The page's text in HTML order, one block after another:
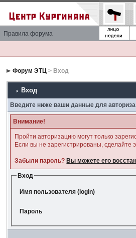
Правила форума
Форум ЭТЦ > Вход
Вход
Введите ниже ваши данные для
Внимание!
Пройти авторизацию могут только
Если вы не зарегистрированы, сделайте
Забыли пароль? Вы можете его
Вход
Имя пользователя (login)
Пароль